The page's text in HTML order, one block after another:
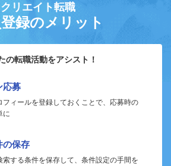
クリエイト転職
録のメリット
の転職活動をアシスト！
応募
フィールを登録しておくことで、応募時の
に
の保存
索する条件を保存して、条件設定の手間を